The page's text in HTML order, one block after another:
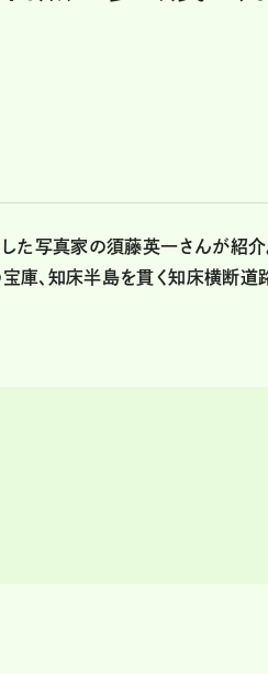
した写真家の須藤英一さんが紹介
庫、知床半島を貫く知床横断道